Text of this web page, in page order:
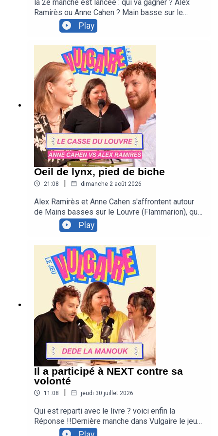
Réalisé par Antoine Olier
Générique : Romain Baousson
Capsules Vidéo : Emma Estevez
programmation : Louise Tempéreau
Découvrez Pourquoi Pourquoi, le spectacle pour enfants
adapté de Vulgaire :https://www.theatre-
michel.fr/Spectacles/pourquoi-pourquoi/
la 2e manche est lancée : qui va gagner ? Alex
Ramirès ou Anne Cahen ? Main basse sur le
louvre : https://www.fnac.com/a22744609/Jean-
Michel-Decugis-Main-basse-sur-le-Louvre?
65_1785754306_60cd472e77df698b0512b0c3b
fa59c7f&eaf-publisher=AWIN&eaf-
name=generiqueaff&eaf-
creative=fr.redbrain.shopgeneriqueaff&eaf-
creativetype=1x1&eseg-name=AWINID&eseg-
item=176013&Origin=Awin176013
Play
Oeil de lynx, pied de biche
21:08 | dimanche 2 août 2026
Alex Ramirès et Anne Cahen s'affrontent autour
de Mains basses sur le Louvre (Flammarion), qui
raconte le casse du siècle. Entre auto-portraits en
héros de roman de gare, aveux de larcins
cambriolage, la première manche est serrée. La
suite dans deux jours.
Play
Il a participé à NEXT contre sa
volonté
11:08 | jeudi 30 juillet 2026
Qui est reparti avec le livre ? voici enfin la
Réponse !!Dernière manche dans Vulgaire le jeu !
Laura Domenge et Ugo Marchand jouent leur